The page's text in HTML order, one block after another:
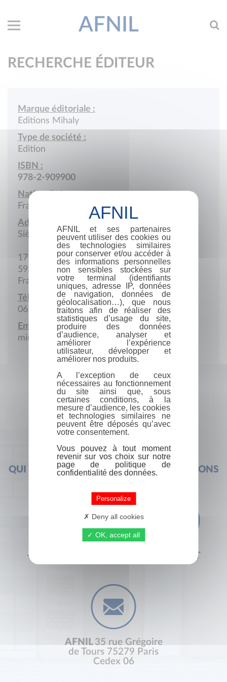
AFNIL
RECHERCHE ÉDITEUR
Marque éditoriale :
Editions Mihaly
Type de société :
Edition
ISBN :
978-2-909900
Nationalité :
France
Adresse :
Siège social
17 Place Simon-Vollant
59800 Lille
France
Téléphone portable :
06.64.79.42.22
Email :
michael1dumont@yahoo.fr
QUI SOMMES-NOUS ? FOIRE AUX QUESTIONS
+33 (0) 1 44 41 29 19 CONTACT
AFNIL 35 rue Grégoire
de Tours 75279 Paris
Cedex 06
AFNIL et ses partenaires
peuvent utiliser des cookies ou
des technologies similaires
pour conserver et/ou accéder à
des informations personnelles
non sensibles stockées sur
votre terminal (identifiants
uniques, adresse IP, données
de navigation, données de
géolocalisation…), que nous
traitons afin de réaliser des
statistiques d’usage du site,
produire des données
d’audience, analyser et
améliorer l’expérience
utilisateur, développer et
améliorer nos produits.
A l’exception de ceux
nécessaires au fonctionnement
du site ainsi que, sous
certaines conditions, à la
mesure d’audience, les cookies
et technologies similaires ne
peuvent être déposés qu’avec
votre consentement.
Vous pouvez à tout moment
revenir sur vos choix sur notre
page de politique de
confidentialité des données.
Personalize
Deny all cookies
OK, accept all